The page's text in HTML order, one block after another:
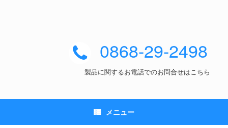
0868-29-2498
製品に関するお電話でのお問合せはこちら
メニュー